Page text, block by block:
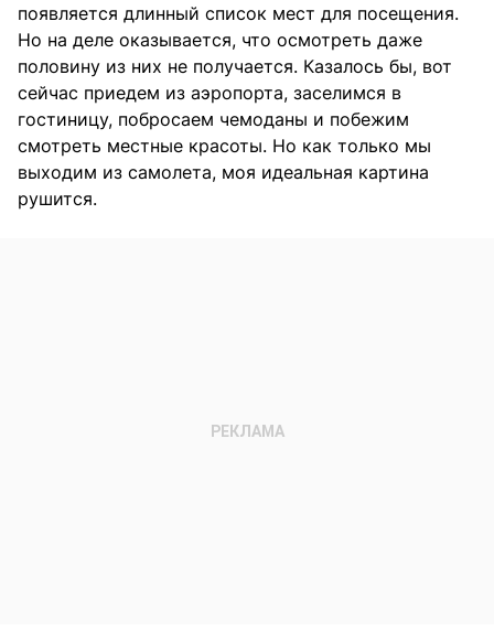
появляется длинный список мест для посещения.
Но на деле оказывается, что осмотреть даже
половину из них не получается. Казалось бы, вот
сейчас приедем из аэропорта, заселимся в
гостиницу, побросаем чемоданы и побежим
смотреть местные красоты. Но как только мы
выходим из самолета, моя идеальная картина
рушится.